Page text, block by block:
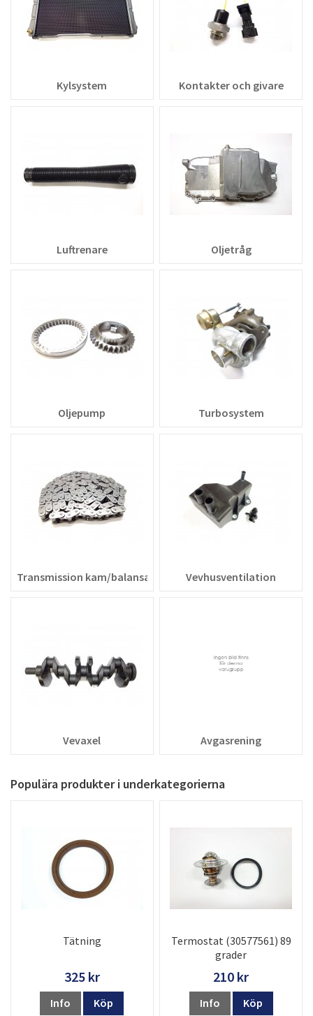
Kylsystem Kontakter och givare
Luftrenare Oljetråg
Oljepump Turbosystem
Transmission kam/balansaxel Vevhusventilation
Vevaxel Avgasrening
Populära produkter i underkategorierna
Tätning
325 kr
Info Köp
Termostat (30577561) 89
grader
210 kr
Info Köp